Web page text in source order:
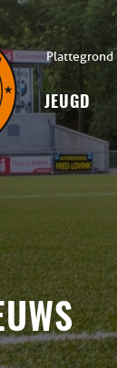
Plattegrond
JEUGD